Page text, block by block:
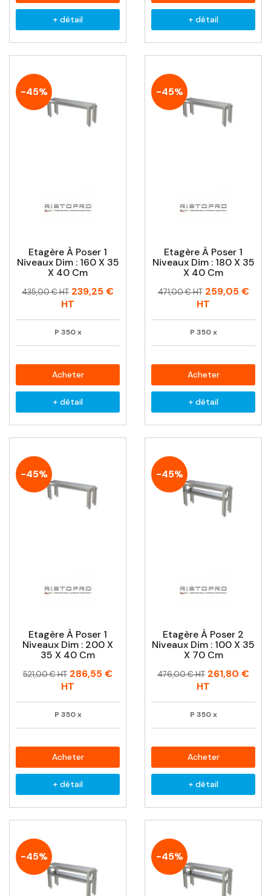
+ détail + détail
-45%
Etagère À Poser 1
Niveaux Dim : 160 X 35
X 40 Cm
Prix
Prix
435,00 € HT 239,25 €
HT
P 350 x
Acheter
+ détail
-45%
Etagère À Poser 1
Niveaux Dim : 180 X 35
X 40 Cm
Prix
Prix
471,00 € HT 259,05 €
HT
P 350 x
Acheter
+ détail
-45%
Etagère À Poser 1
Niveaux Dim : 200 X
35 X 40 Cm
Prix
Prix
521,00 € HT 286,55 €
HT
P 350 x
Acheter
+ détail
-45%
Etagère À Poser 2
Niveaux Dim : 100 X 35
X 70 Cm
Prix
Prix
476,00 € HT 261,80 €
HT
P 350 x
Acheter
+ détail
-45% -45%